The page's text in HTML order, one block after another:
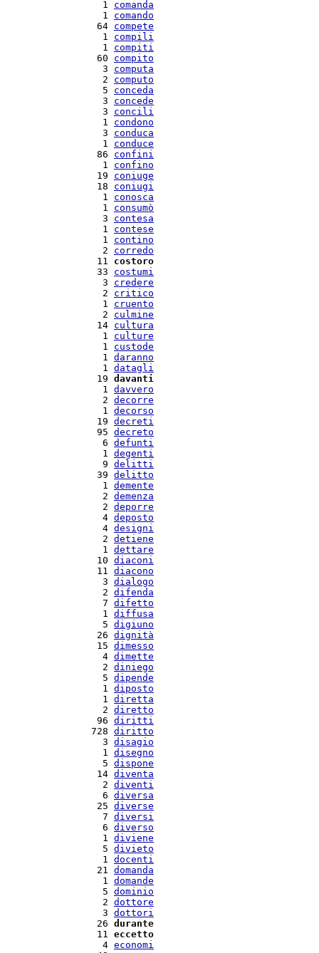
   1
comanda
   1
comando
  64
compete
   1
compili
   1
compiti
  60
compito
   3
computa
   2
computo
   5
conceda
   3
concede
   3
concili
   1
condono
   3
conduca
   1
conduce
  86
confini
   1
confino
  19
coniuge
  18
coniugi
   1
conosca
   1
consumò
   3
contesa
   1
contese
   1
contino
   2
corredo
  11
costoro
  33
costumi
   3
credere
   2
critico
   1
cruento
   2
culmine
  14
cultura
   1
culture
   1
custode
   1
daranno
   1
datagli
  19
davanti
   1
davvero
   2
decorre
   1
decorso
  19
decreti
  95
decreto
   6
defunti
   1
degenti
   9
delitti
  39
delitto
   1
demente
   2
demenza
   2
deporre
   4
deposto
   4
designi
   2
detiene
   1
dettare
  10
diaconi
  11
diacono
   3
dialogo
   2
difenda
   7
difetto
   1
diffusa
   5
digiuno
  26
dignità
  15
dimesso
   4
dimette
   2
diniego
   5
dipende
   1
diposto
   1
diretta
   2
diretto
  96
diritti
728 diritto
   3
disagio
   1
disegno
   5
dispone
  14
diventa
   2
diventi
   6
diversa
  25
diverse
   7
diversi
   6
diverso
   1
diviene
   5
divieto
   1
docenti
  21
domanda
   1
domande
   5
dominio
   2
dottore
   3
dottori
  26
durante
  11
eccetto
   4
economi